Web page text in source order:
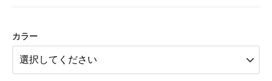
カラー